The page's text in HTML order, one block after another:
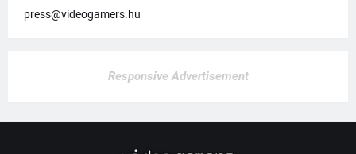
press@videogamers.hu
Responsive Advertisement